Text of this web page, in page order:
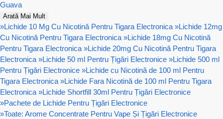
Guava
Arată Mai Mult
»Lichide 10 Mg Cu Nicotină Pentru Tigara Electronica »Lichide 12mg
Cu Nicotină Pentru Tigara Electronica »Lichide 18mg Cu Nicotină
Pentru Tigara Electronica »Lichide 20mg Cu Nicotină Pentru Tigara
Electronica »Lichide 50 ml Pentru Țigări Electronice »Lichide 500 ml
Pentru Țigări Electronice »Lichide cu Nicotină de 100 ml Pentru
Tigara Electronica »Lichide Fara Nicotină de 100 ml Pentru Tigara
Electronica »Lichide Shortfill 30ml Pentru Țigări Electronice
»Pachete de Lichide Pentru Țigări Electronice
»Toate: Arome Concentrate Pentru Vape Și Țigări Electronice